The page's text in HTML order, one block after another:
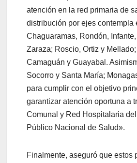
atención en la red primaria de
distribución por ejes contempla
Chaguaramas, Rondón,
Zaraza; Roscio, Ortiz y
Camaguán y Guayabal.
Socorro y Santa María;
para cumplir con el objetivo
garantizar atención oportuna a
Comunal y Red Hospitalaria
Público Nacional de Salud».
Finalmente, aseguró que estos